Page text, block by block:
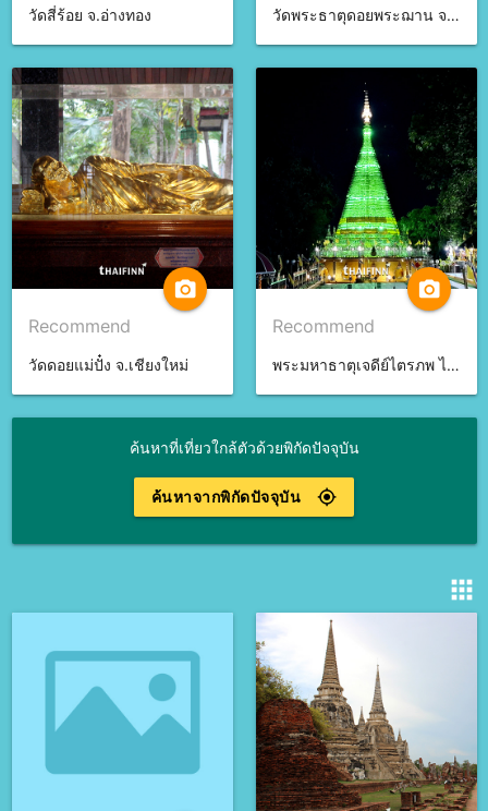
วัดสี่ร้อย จ.อ่างทอง วัดพระธาตุดอยพระฌาน จ.ลำปาง
camera_alt
Recommend
วัดดอยแม่ปั๋ง จ.เชียงใหม่
camera_alt
Recommend
พระมหาธาตุเจดีย์ไตรภพ ไตรมงคล จ.สงขลา
ค้นหาที่เที่ยวใกล้ตัวด้วยพิกัดปัจจุบัน
gps_fixed
ค้นหาจากพิกัดปัจจุบัน
apps